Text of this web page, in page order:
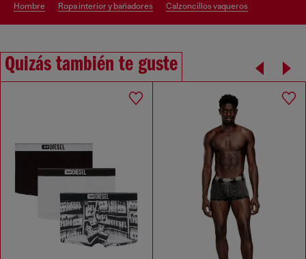
hombre ropa interior y bañadores calzoncillos vaqueros
Quizás también te guste